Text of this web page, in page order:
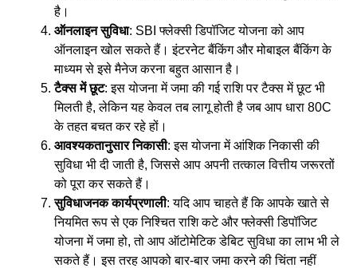
है।
ऑनलाइन सुविधा: SBI फ्लेक्सी डिपॉजिट योजना को आप
ऑनलाइन खोल सकते हैं। इंटरनेट बैंकिंग और मोबाइल बैंकिंग के
माध्यम से इसे मैनेज करना बहुत आसान है।
टैक्स में छूट: इस योजना में जमा की गई राशि पर टैक्स में छूट भी
मिलती है, लेकिन यह केवल तब लागू होती है जब आप धारा 80C
के तहत बचत कर रहे हों।
आवश्यकतानुसार निकासी: इस योजना में आंशिक निकासी की
सुविधा भी दी जाती है, जिससे आप अपनी तत्काल वित्तीय जरूरतों
को पूरा कर सकते हैं।
सुविधाजनक कार्यप्रणाली: यदि आप चाहते हैं कि आपके खाते से
नियमित रूप से एक निश्चित राशि कटे और फ्लेक्सी डिपॉजिट
योजना में जमा हो, तो आप ऑटोमेटिक डेबिट सुविधा का लाभ भी ले
सकते हैं। इस तरह आपको बार-बार जमा करने की चिंता नहीं